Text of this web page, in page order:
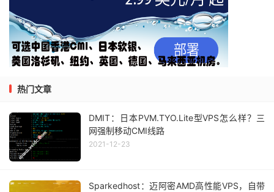
热门文章
DMIT：日本PVM.TYO.Lite型VPS怎么样？三
网强制移动CMI线路
2021-12-23
Sparkedhost：迈阿密AMD高性能VPS，自带